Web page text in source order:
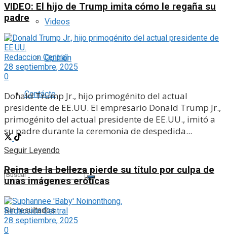
Videos
Opinión
Contácto
Sin resultados
VIDEO: El hijo de Trump imita cómo le regaña su
padre
Redaccion Central
28 septiembre, 2025
0
Donald Trump Jr., hijo primogénito del actual
presidente de EE.UU. El empresario Donald Trump Jr.,
primogénito del actual presidente de EE.UU., imitó a
su padre durante la ceremonia de despedida...
Seguir Leyendo
Reina de la belleza pierde su título por culpa de
unas imágenes eróticas
Redaccion Central
28 septiembre, 2025
0